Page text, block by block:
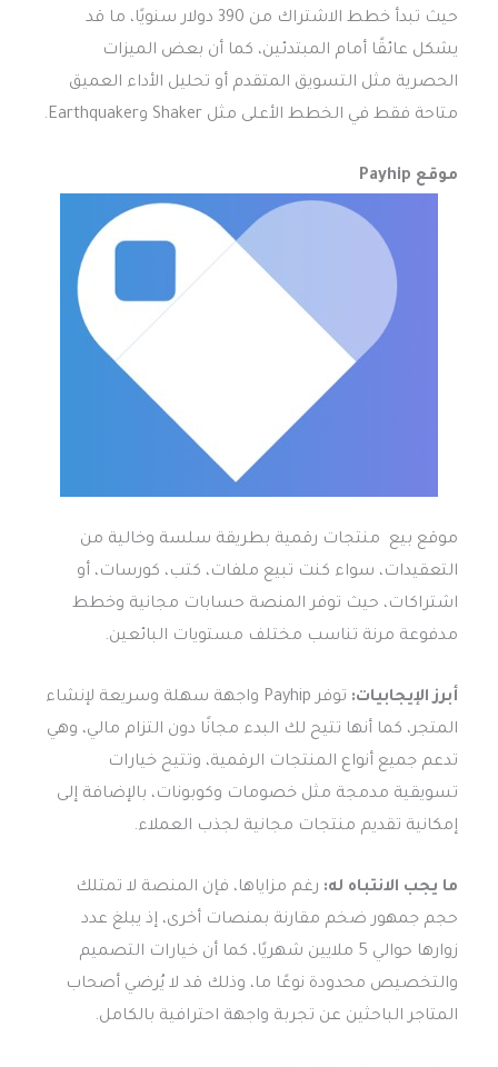
حيث تبدأ خطط الاشتراك من 390 دولار سنويًا، ما قد
يشكل عائقًا أمام المبتدئين، كما أن بعض الميزات
الحصرية مثل التسويق المتقدم أو تحليل الأداء العميق
متاحة فقط في الخطط الأعلى مثل Shaker وEarthquaker.
موقع Payhip
موقع بيع منتجات رقمية بطريقة سلسة وخالية من
التعقيدات، سواء كنت تبيع ملفات، كتب، كورسات، أو
اشتراكات، حيث توفر المنصة حسابات مجانية وخطط
مدفوعة مرنة تناسب مختلف مستويات البائعين.
أبرز الإيجابيات:
توفر Payhip واجهة سهلة وسريعة لإنشاء
المتجر، كما أنها تتيح لك البدء مجانًا دون التزام مالي، وهي
تدعم جميع أنواع المنتجات الرقمية، وتتيح خيارات
تسويقية مدمجة مثل خصومات وكوبونات، بالإضافة إلى
إمكانية تقديم منتجات مجانية لجذب العملاء.
ما يجب الانتباه له: رغم مزاياها، فإن المنصة لا تمتلك
حجم جمهور ضخم مقارنة بمنصات أخرى، إذ يبلغ عدد
زوارها حوالي 5 ملايين شهريًا، كما أن خيارات التصميم
والتخصيص محدودة نوعًا ما، وذلك قد لا يُرضي أصحاب
المتاجر الباحثين عن تجربة واجهة احترافية بالكامل.